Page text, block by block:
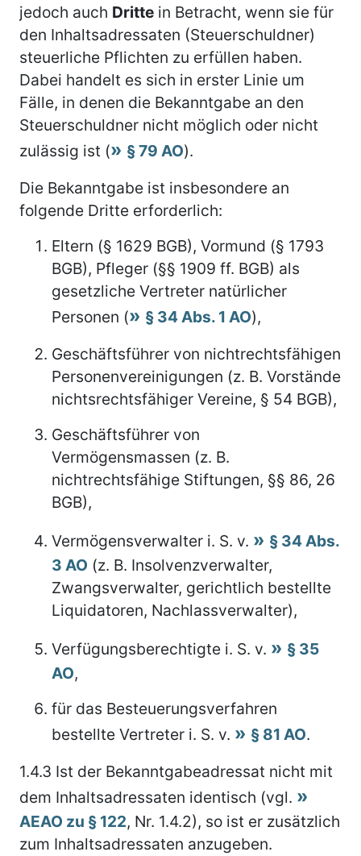
jedoch auch Dritte in Betracht, wenn sie für
den Inhaltsadressaten (Steuerschuldner)
steuerliche Pflichten zu erfüllen haben.
Dabei handelt es sich in erster Linie um
Fälle, in denen die Bekanntgabe an den
Steuerschuldner nicht möglich oder nicht
zulässig ist (
§ 79 AO).
Die Bekanntgabe ist insbesondere an
folgende Dritte erforderlich:
Eltern (§ 1629 BGB), Vormund (§ 1793
BGB), Pfleger (§§ 1909 ff. BGB) als
gesetzliche Vertreter natürlicher
Personen (
§ 34 Abs. 1 AO),
Geschäftsführer von nichtrechtsfähigen
Personenvereinigungen (z. B. Vorstände
nichtsrechtsfähiger Vereine, § 54 BGB),
Geschäftsführer von
Vermögensmassen (z. B.
nichtrechtsfähige Stiftungen, §§ 86, 26
BGB),
Vermögensverwalter i. S. v.
§ 34 Abs.
3 AO (z. B. Insolvenzverwalter,
Zwangsverwalter, gerichtlich bestellte
Liquidatoren, Nachlassverwalter),
Verfügungsberechtigte i. S. v.
§ 35
AO,
für das Besteuerungsverfahren
bestellte Vertreter i. S. v.
§ 81 AO.
1.4.3 Ist der Bekanntgabeadressat nicht mit
dem Inhaltsadressaten identisch (vgl.
AEAO zu § 122, Nr. 1.4.2), so ist er zusätzlich
zum Inhaltsadressaten anzugeben.